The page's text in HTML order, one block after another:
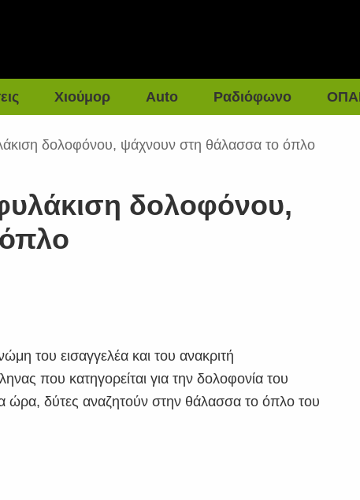
Χιούμορ Auto Ραδιόφωνο
δολοφόνου, ψάχνουν στη θάλασσα το όπλο
δολοφόνου,
του εισαγγελέα και του ανακριτή
που κατηγορείται για την δολοφονία του
ώρα, δύτες αναζητούν στην θάλασσα το όπλο του